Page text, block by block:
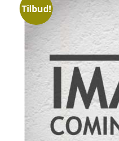
Tilbud!